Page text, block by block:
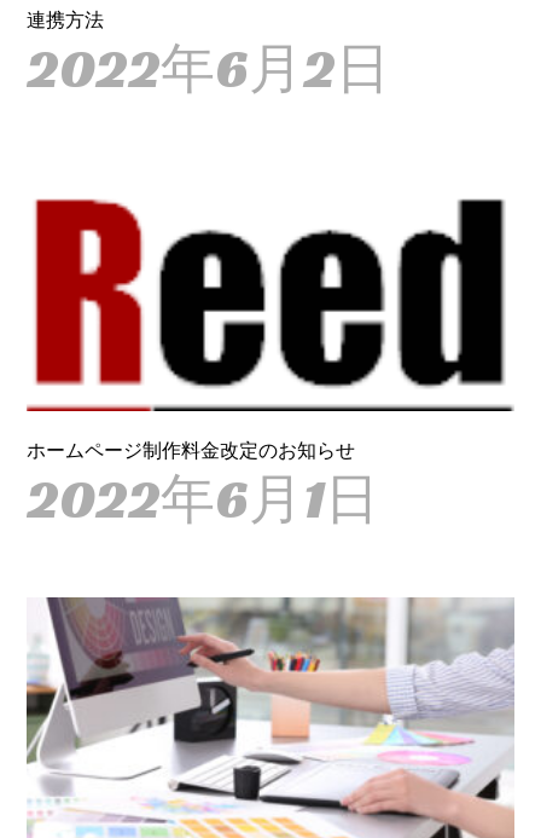
連携方法
2022年6月2日
ホームページ制作料金改定のお知らせ
2022年6月1日